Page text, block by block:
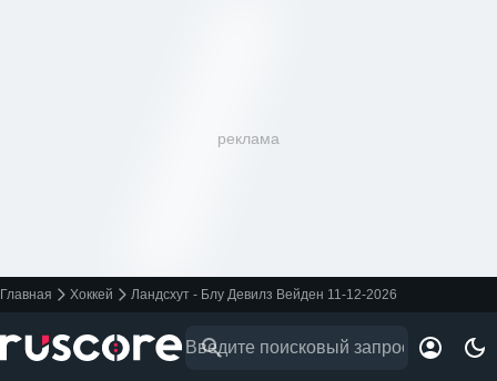
реклама
Главная Хоккей Ландсхут - Блу Девилз Вейден 11-12-2026